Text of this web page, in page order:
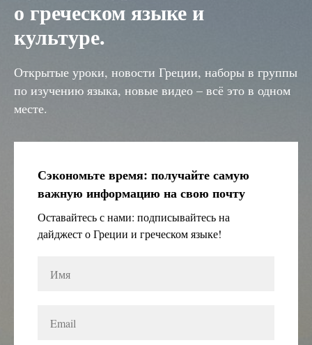
о греческом языке и
культуре.
Открытые уроки, новости Греции, наборы в группы
по изучению языка, новые видео – всё это в одном
месте.
Сэкономьте время: получайте самую
важную информацию на свою почту
Оставайтесь с нами: подписывайтесь на
дайджест о Греции и греческом языке!